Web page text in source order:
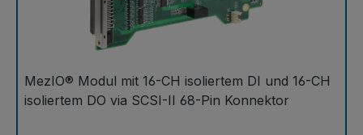
MezIO® Modul mit 16-CH isoliertem DI und 16-CH
isoliertem DO via SCSI-II 68-Pin Konnektor